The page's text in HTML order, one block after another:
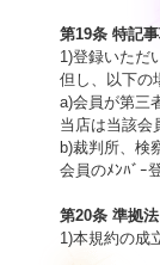
第19条 特記
1)登録いただ
但し、以下の
a)会員が第三
当店は当該会
b)裁判所、検
会員のﾒﾝﾊﾞｰ
第20条 準拠法
1)本規約の成